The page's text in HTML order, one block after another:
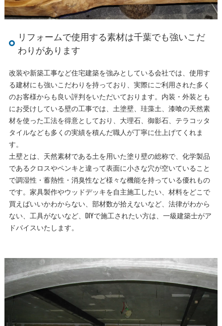
リフォームで使用する素材は千葉でも強いこだ
わりがあります
改装や新築工事など住宅建築を強みとしている会社では、使用す
る建材にも強いこだわりを持っており、実際にご利用された多く
のお客様からも良い評判をいただいております。内装・外装とも
にお受けしている壁の工事では、土塗壁、珪藻土、漆喰の天然素
材を使った工法を得意としており、大理石、御影石、テラコッタ
タイルなども多くの実績を積んだ職人が丁寧に仕上げてくれま
す。
土壁とは、天然素材である土を用いた塗り壁の総称で、化学製品
であるクロスやペンキと違って表面に小さな穴が空いていること
で調湿性・蓄熱性・消臭性など様々な機能を持っている優れもの
です。家具製作やウッドデッキを自主施工したい、材料をどこで
買えばいいかわからない、部材数が拾えないなど、法律がわから
ない、工具がないなど、DIYで施工されたい方は、一級建築士がア
ドバイスいたします。